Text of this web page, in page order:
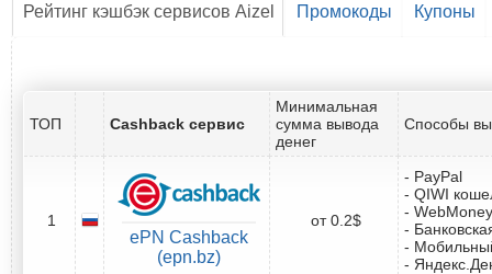
Рейтинг кэшбэк сервисов Aizel Промокоды Купоны
ТОП Cashback сервис
Минимальная
сумма вывода
денег
Способы
1
ePN Cashback
(epn.bz)
от 0.2$
- PayPal
- QIWI
- WebMoney
-
-
-